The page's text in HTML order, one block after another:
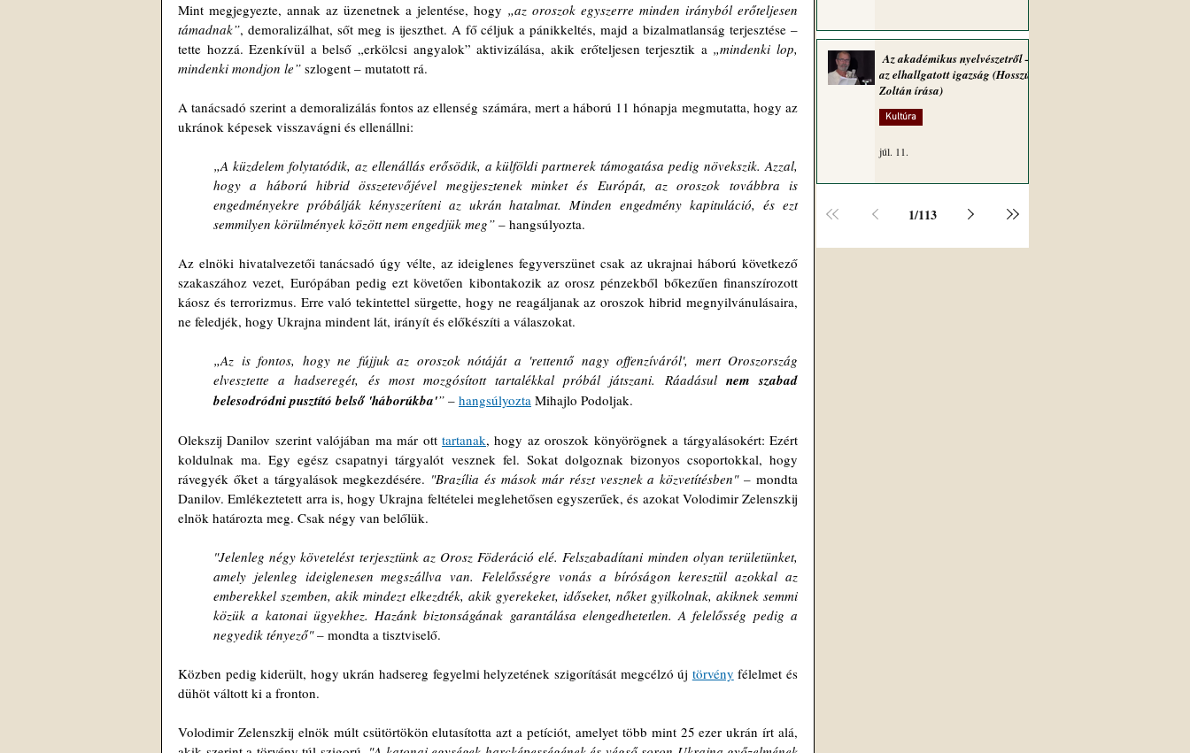
Mint megjegyezte, annak az üzenetnek a jelentése, hogy „az oroszok egyszerre minden irányból erőteljesen
támadnak”, demoralizálhat, sőt meg is ijeszthet. A fő céljuk a pánikkeltés, majd a bizalmatlanság terjesztése –
tette hozzá. Ezenkívül a belső „erkölcsi angyalok” aktivizálása, akik erőteljesen terjesztik a „mindenki lop,
mindenki mondjon le” szlogent – mutatott rá.
A tanácsadó szerint a demoralizálás fontos az ellenség számára, mert a háború 11 hónapja megmutatta, hogy az
ukránok képesek visszavágni és ellenállni:
„A küzdelem folytatódik, az ellenállás erősödik, a külföldi partnerek támogatása pedig növekszik. Azzal,
hogy a háború hibrid összetevőjével megijesztenek minket és Európát, az oroszok továbbra is
engedményekre próbálják kényszeríteni az ukrán hatalmat. Minden engedmény kapituláció, és ezt
semmilyen körülmények között nem engedjük meg” – hangsúlyozta.
Az elnöki hivatalvezetői tanácsadó úgy vélte, az ideiglenes fegyverszünet csak az ukrajnai háború következő
szakaszához vezet, Európában pedig ezt követően kibontakozik az orosz pénzekből bőkezűen finanszírozott
káosz és terrorizmus. Erre való tekintettel sürgette, hogy ne reagáljanak az oroszok hibrid megnyilvánulásaira,
ne feledjék, hogy Ukrajna mindent lát, irányít és előkészíti a válaszokat.
„Az is fontos, hogy ne fújjuk az oroszok nótáját a 'rettentő nagy offenzíváról', mert Oroszország
elvesztette a hadseregét, és most mozgósított tartalékkal próbál játszani. Ráadásul nem szabad
belesodródni pusztító belső 'háborúkba'” – hangsúlyozta Mihajlo Podoljak.
Olekszij Danilov szerint valójában ma már ott tartanak, hogy az oroszok könyörögnek a tárgyalásokért: Ezért
koldulnak ma. Egy egész csapatnyi tárgyalót vesznek fel. Sokat dolgoznak bizonyos csoportokkal, hogy
rávegyék őket a tárgyalások megkezdésére. "Brazília és mások már részt vesznek a közvetítésben" – mondta
Danilov. Emlékeztetett arra is, hogy Ukrajna feltételei meglehetősen egyszerűek, és azokat Volodimir Zelenszkij
elnök határozta meg. Csak négy van belőlük.
"Jelenleg négy követelést terjesztünk az Orosz Föderáció elé. Felszabadítani minden olyan területünket,
amely jelenleg ideiglenesen megszállva van. Felelősségre vonás a bíróságon keresztül azokkal az
emberekkel szemben, akik mindezt elkezdték, akik gyerekeket, időseket, nőket gyilkolnak, akiknek semmi
közük a katonai ügyekhez. Hazánk biztonságának garantálása elengedhetetlen. A felelősség pedig a
negyedik tényező" – mondta a tisztviselő.
Közben pedig kiderült, hogy ukrán hadsereg fegyelmi helyzetének szigorítását megcélzó új törvény félelmet és
dühöt váltott ki a fronton.
Volodimir Zelenszkij elnök múlt csütörtökön elutasította azt a petíciót, amelyet több mint 25 ezer ukrán írt alá,
Az akadémikus nyelvészetről –
az elhallgatott igazság (Hosszú
Zoltán írása)
Kultúra
júl. 11.
1/113